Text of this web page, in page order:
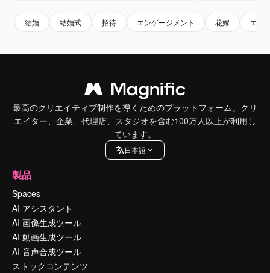
結婚 結婚式 招待 エンゲージメント 花嫁 エレ
最高のクリエイティブ制作を導くためのプラットフォーム。クリ
エイター、企業、代理店、スタジオを含む100万人以上が利用し
ています。
日本語
製品
Spaces
AI アシスタント
AI 画像生成ツール
AI 動画生成ツール
AI 音声合成ツール
ストックコンテンツ